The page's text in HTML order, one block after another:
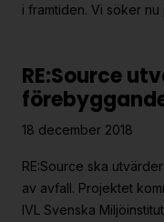
i framtiden. Vi söker
RE:Source
18 december 2018
RE:Source ska
av avfall. Projektet
IVL Svenska